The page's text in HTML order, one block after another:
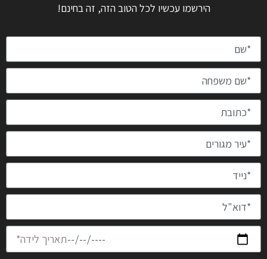
הירשמו עכשיו לכל הטוב הזה, זה בחינם!